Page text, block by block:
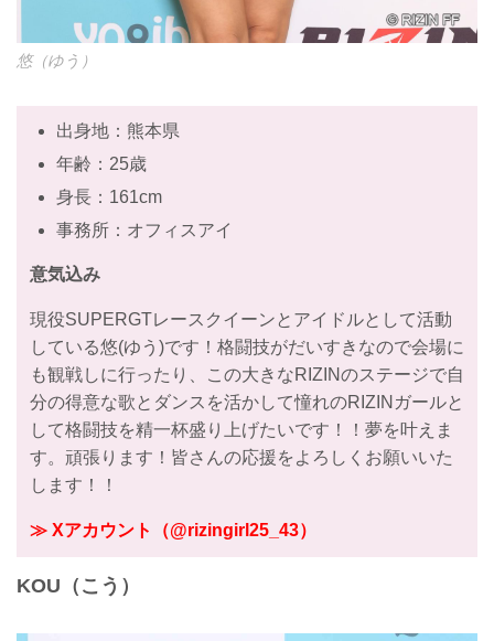
悠（ゆう）
出身地：熊本県
年齢：25歳
身長：161cm
事務所：オフィスアイ
意気込み
現役SUPERGTレースクイーンとアイドルとして活動
している悠(ゆう)です！格闘技がだいすきなので会場に
も観戦しに行ったり、この大きなRIZINのステージで自
分の得意な歌とダンスを活かして憧れのRIZINガールと
して格闘技を精一杯盛り上げたいです！！夢を叶えま
す。頑張ります！皆さんの応援をよろしくお願いいた
します！！
≫ Xアカウント（@rizingirl25_43）
KOU（こう）